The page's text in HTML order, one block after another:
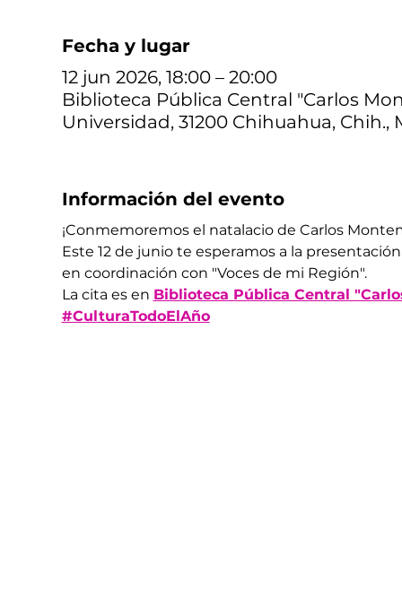
Fecha y lugar
12 jun 2026, 18:00 – 20:00
Biblioteca Pública Central "Carlos
Universidad, 31200 Chihuahua, Chih.,
Información del evento
¡Conmemoremos el natalacio de Carlos
Este 12 de junio te esperamos a la
en coordinación con "Voces de mi Región".
La cita es en Biblioteca Pública Central
#CulturaTodoElAño